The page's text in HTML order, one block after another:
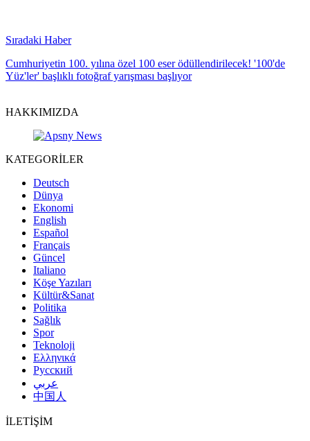
Sıradaki Haber
Cumhuriyetin 100. yılına özel 100 eser ödüllendirilecek! '100'de
Yüz'ler' başlıklı fotoğraf yarışması başlıyor
HAKKIMIZDA
KATEGORİLER
Deutsch
Dünya
Ekonomi
English
Español
Français
Güncel
Italiano
Köşe Yazıları
Kültür&Sanat
Politika
Sağlık
Spor
Teknoloji
Ελληνικά
Русский
عربي
中国人
İLETİŞİM